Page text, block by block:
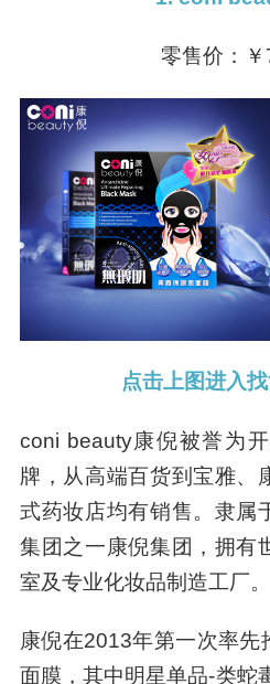
零售价：
点击上图进入
coni beauty康倪被誉为
牌，从高端百货到宝雅、
式药妆店均有销售。隶属
集团之一康倪集团，拥有
室及专业化妆品制造工厂。
康倪在2013年第一次率先
面膜，其中明星单品-类蛇